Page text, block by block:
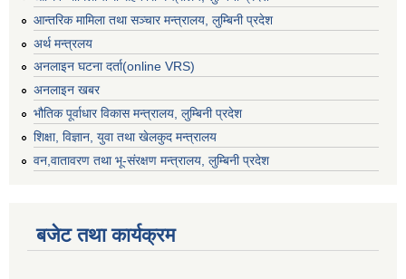
आन्तरिक मामिला तथा सञ्चार मन्त्रालय, लुम्बिनी प्रदेश
अर्थ मन्त्रलय
अनलाइन घटना दर्ता(online VRS)
अनलाइन खबर
भौतिक पूर्वाधार विकास मन्त्रालय, लुम्बिनी प्रदेश
शिक्षा, विज्ञान, युवा तथा खेलकुद मन्‍‍त्रालय
वन,वातावरण तथा भू-संरक्षण मन्त्रालय, लुम्बिनी प्रदेश
बजेट तथा कार्यक्रम